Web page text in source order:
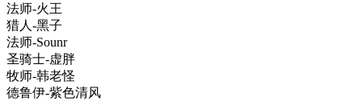
法师-火王
猎人-黑子
法师-Sounr
圣骑士-虚胖
牧师-韩老怪
德鲁伊-紫色清风